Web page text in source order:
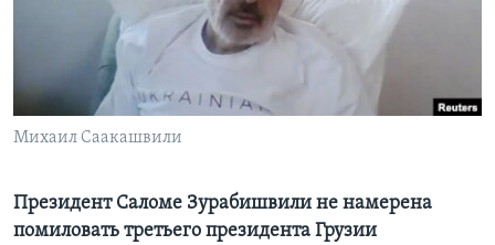
Learning English
СОЦИАЛЬНЫЕ СЕТИ
Языки
Михаил Саакашвили
Президент Саломе Зурабишвили не намерена
помиловать третьего президента Грузии